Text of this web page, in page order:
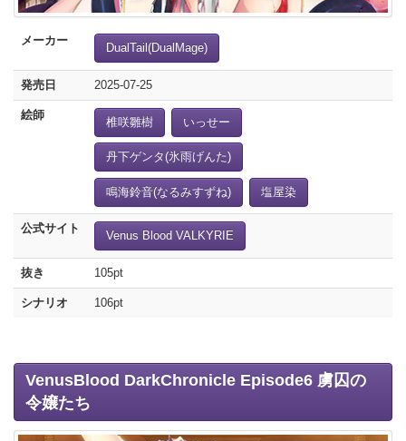
メーカー
DualTail(DualMage)
発売日 2025-07-25
絵師
椎咲雛樹 いっせー
丹下ゲンタ(氷雨げんた)
鳴海鈴音(なるみすずね) 塩屋染
公式サイト
Venus Blood VALKYRIE
抜き 105pt
シナリオ 106pt
VenusBlood DarkChronicle Episode6 虜囚の
令嬢たち